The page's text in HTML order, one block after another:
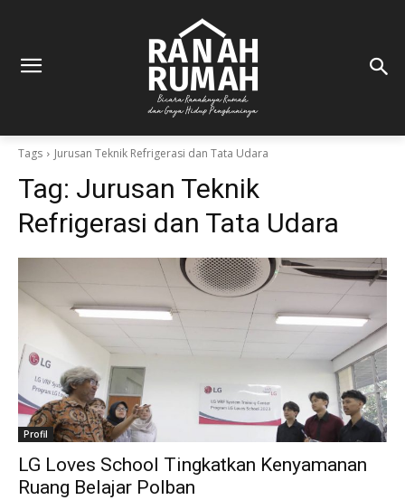
Tags Jurusan Teknik Refrigerasi dan Tata Udara
Tag: Jurusan Teknik
Refrigerasi dan Tata Udara
Profil
LG Loves School Tingkatkan Kenyamanan
Ruang Belajar Polban